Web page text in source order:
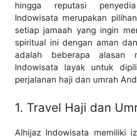
hingga reputasi
Indowisata merupakan
setiap jamaah yang ingin
spiritual ini dengan aman
adalah beberapa alasan
Indowisata layak untuk
perjalanan haji dan umrah
1. Travel Haji dan
Alhijaz Indowisata memiliki